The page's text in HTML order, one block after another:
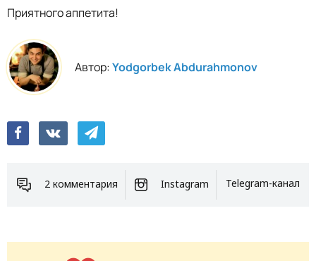
Приятного аппетита!
Автор:Yodgorbek Abdurahmonov
2 комментария Instagram Telegram-канал